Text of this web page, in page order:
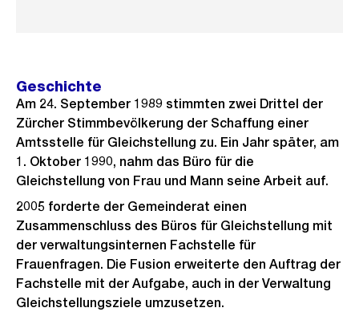
Geschichte
Am 24. September 1989 stimmten zwei Drittel der
Zürcher Stimmbevölkerung der Schaffung einer
Amtsstelle für Gleichstellung zu. Ein Jahr später, am
1. Oktober 1990, nahm das Büro für die
Gleichstellung von Frau und Mann seine Arbeit auf.
2005 forderte der Gemeinderat einen
Zusammenschluss des Büros für Gleichstellung mit
der verwaltungsinternen Fachstelle für
Frauenfragen. Die Fusion erweiterte den Auftrag der
Fachstelle mit der Aufgabe, auch in der Verwaltung
Gleichstellungsziele umzusetzen.